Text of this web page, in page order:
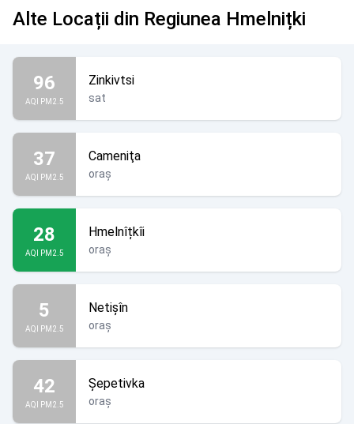
Alte Locații din Regiunea Hmelnițki
96
AQI PM2.5
Zinkivtsi
sat
37
AQI PM2.5
Cameniţa
oraș
28
AQI PM2.5
Hmelnîțkîi
oraș
5
AQI PM2.5
Netişîn
oraș
42
AQI PM2.5
Şepetivka
oraș